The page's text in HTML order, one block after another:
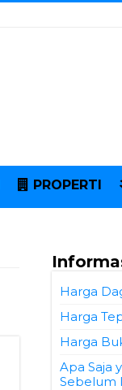
PROPERTI
Harga
Harga
Harga
Apa Saja
Sebelum